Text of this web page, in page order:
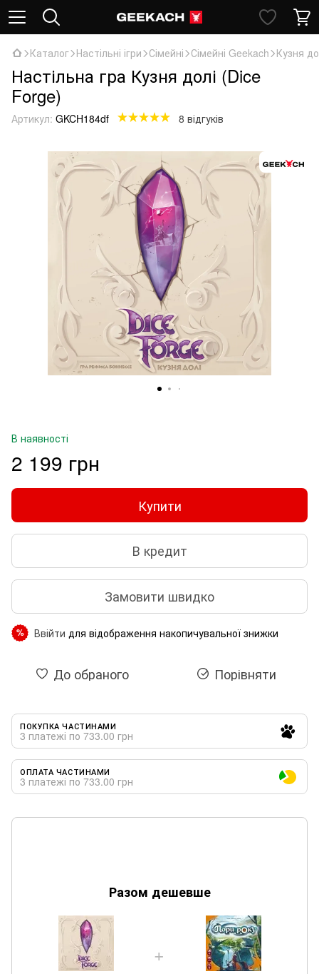
Каталог Настільні ігри Сімейні Сімейні Geekach Кузня
Настільна гра Кузня долі (Dice
Forge)
Артикул: GKCH184df 8 відгуків
В наявності
2 199 грн
Купити
В кредит
Замовити швидко
% Ввійти для відображення накопичувальної знижки
До обраного Порівняти
ПОКУПКА ЧАСТИНАМИ
3 платежі по 733.00 грн
ОПЛАТА ЧАСТИНАМИ
3 платежі по 733.00 грн
Разом дешевше